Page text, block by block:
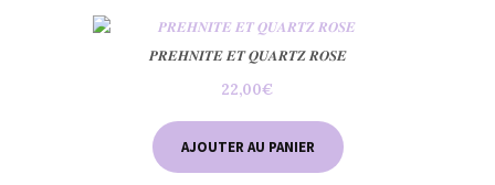
𝑷𝑹𝑬𝑯𝑵𝑰𝑻𝑬 𝑬𝑻 𝑸𝑼𝑨𝑹𝑻𝒁 𝑹𝑶𝑺𝑬
22,00€
AJOUTER AU PANIER